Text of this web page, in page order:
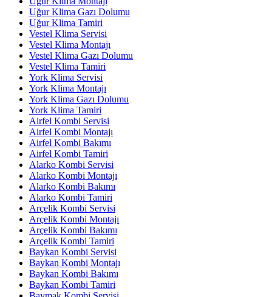
Uğur Klima Gazı Dolumu
Uğur Klima Tamiri
Vestel Klima Servisi
Vestel Klima Montajı
Vestel Klima Gazı Dolumu
Vestel Klima Tamiri
York Klima Servisi
York Klima Montajı
York Klima Gazı Dolumu
York Klima Tamiri
Airfel Kombi Servisi
Airfel Kombi Montajı
Airfel Kombi Bakımı
Airfel Kombi Tamiri
Alarko Kombi Servisi
Alarko Kombi Montajı
Alarko Kombi Bakımı
Alarko Kombi Tamiri
Arçelik Kombi Servisi
Arçelik Kombi Montajı
Arçelik Kombi Bakımı
Arçelik Kombi Tamiri
Baykan Kombi Servisi
Baykan Kombi Montajı
Baykan Kombi Bakımı
Baykan Kombi Tamiri